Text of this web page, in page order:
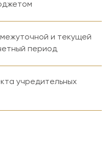
и текущей
период
учредительных